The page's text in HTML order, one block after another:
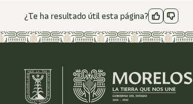
¿Te ha resultado útil esta página?